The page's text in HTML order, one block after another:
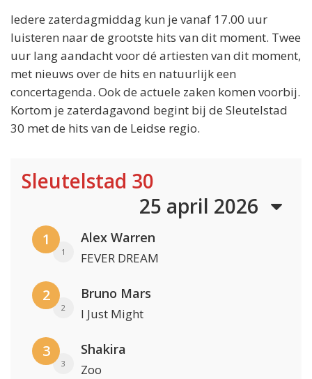
Iedere zaterdagmiddag kun je vanaf 17.00 uur
luisteren naar de grootste hits van dit moment. Twee
uur lang aandacht voor dé artiesten van dit moment,
met nieuws over de hits en natuurlijk een
concertagenda. Ook de actuele zaken komen voorbij.
Kortom je zaterdagavond begint bij de Sleutelstad
30 met de hits van de Leidse regio.
Sleutelstad 30
25 april 2026
1
1
Alex Warren
FEVER DREAM
2
2
Bruno Mars
I Just Might
3
3
Shakira
Zoo